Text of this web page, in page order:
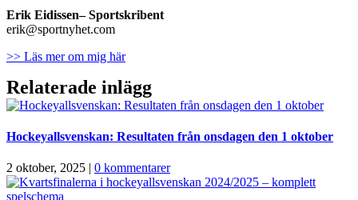
Erik Eidissen– Sportskribent
erik@sportnyhet.com
>> Läs mer om mig här
Relaterade inlägg
Hockeyallsvenskan: Resultaten från onsdagen den 1 oktober
2 oktober, 2025 | 0 kommentarer